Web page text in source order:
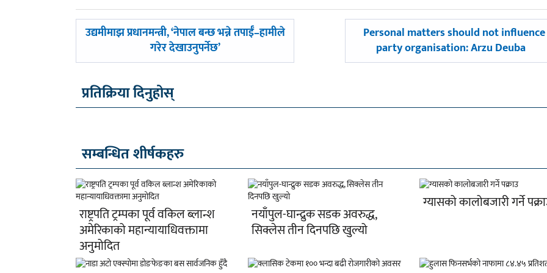
पछिल्लाे
उद्यमीमाझ प्रधानमन्त्री, ‘नेपाल बन्छ भन्ने तपाईँ–हामीले
गरेर देखाउनुपर्नेछ’
अघिल्लाे
Personal matters should not influence
party organisation: Arzu Deuba
प्रतिक्रिया दिनुहोस्
सम्बन्धित शीर्षकहरु
राष्ट्रपति ट्रम्पका पूर्व वकिल ब्लान्श
अमेरिकाको महान्यायाधिवक्तामा
अनुमोदित
नयाँपुल-घान्द्रुक सडक अवरुद्ध,
सिक्लेस तीन दिनपछि खुल्यो
ग्यासको कालोबजारी गर्ने